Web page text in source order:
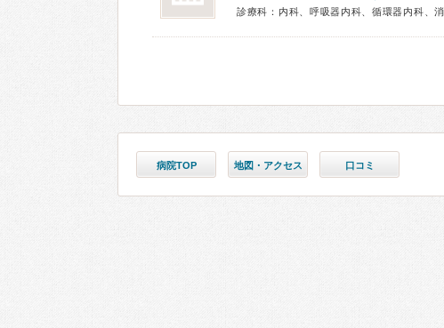
病院TOP 地図・アクセス 口コミ